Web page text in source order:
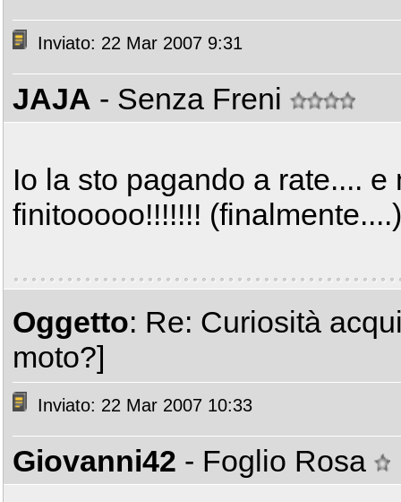
Inviato: 22 Mar 2007 9:31
JAJA - Senza Freni
Io la sto pagando a rate....
finitooooo!!!!!!!
Oggetto: Re: Curiosità
moto?]
Inviato: 22 Mar 2007 10:33
Giovanni42 - Foglio Rosa